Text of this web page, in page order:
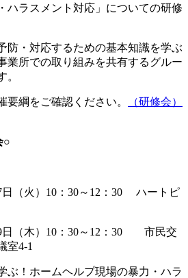
ハラスメント対応」についての研修
防・対応するための基本知識を学ぶ
業所での取り組みを共有するグルー
。
要綱をご確認ください。
（研修会）
○
（火）10：30～12：30 ハートピ
日（木）10：30～12：30 市民交
室4-1
！ホームヘルプ現場の暴力・ハラ